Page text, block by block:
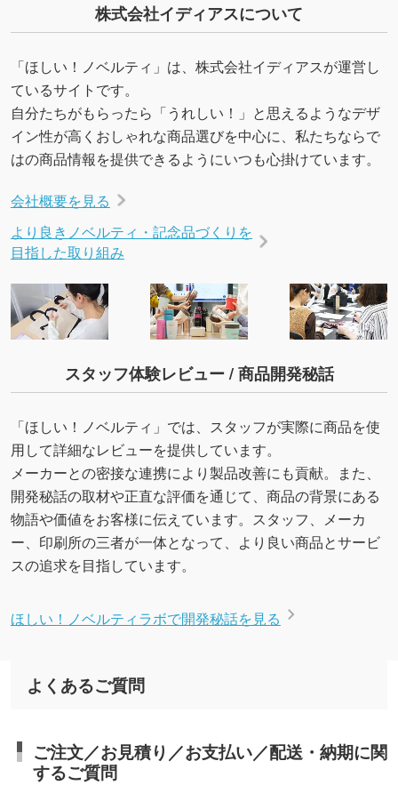
株式会社イディアスについて
「ほしい！ノベルティ」は、株式会社イディアスが運営し
ているサイトです。
自分たちがもらったら「うれしい！」と思えるようなデザ
イン性が高くおしゃれな商品選びを中心に、私たちならで
はの商品情報を提供できるようにいつも心掛けています。
会社概要を見る
より良きノベルティ・記念品づくりを
目指した取り組み
スタッフ体験レビュー / 商品開発秘話
「ほしい！ノベルティ」では、スタッフが実際に商品を使
用して詳細なレビューを提供しています。
メーカーとの密接な連携により製品改善にも貢献。また、
開発秘話の取材や正直な評価を通じて、商品の背景にある
物語や価値をお客様に伝えています。スタッフ、メーカ
ー、印刷所の三者が一体となって、より良い商品とサービ
スの追求を目指しています。
ほしい！ノベルティラボで開発秘話を見る
よくあるご質問
ご注文／お見積り／お支払い／配送・納期に関
するご質問